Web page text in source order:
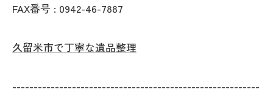
FAX番号 : 0942-46-7887
久留米市で丁寧な遺品整理
----------------------------------------------------------